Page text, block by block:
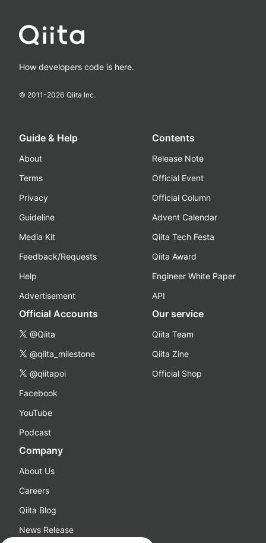
How developers code is here.
© 2011-2026 Qiita Inc.
Guide & Help
About
Terms
Privacy
Guideline
Media Kit
Feedback/Requests
Help
Advertisement
Contents
Release Note
Official Event
Official Column
Advent Calendar
Qiita Tech Festa
Qiita Award
Engineer White Paper
API
Official Accounts
@Qiita
@qiita_milestone
@qiitapoi
Facebook
YouTube
Podcast
Our service
Qiita Team
Qiita Zine
Official Shop
Company
About Us
Careers
Qiita Blog
News Release